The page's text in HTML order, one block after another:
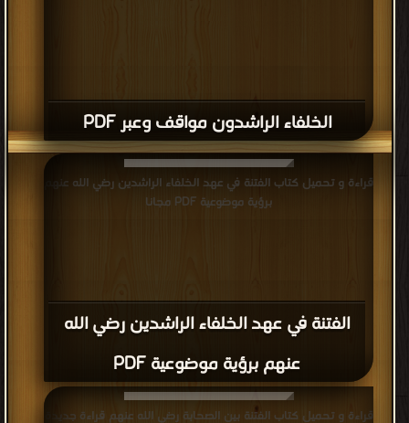
الخلفاء الراشدون مواقف وعبر PDF
الفتنة في عهد الخلفاء الراشدين رضي الله
عنهم برؤية موضوعية PDF
قراءة و تحميل كتاب الفتنة في عهد الخلفاء الراشدين رضي الله عنهم
برؤية موضوعية PDF مجانا
قراءة و تحميل كتاب الفتنة بين الصحابة رضي الله عنهم قراءة جديدة